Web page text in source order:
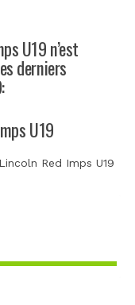
U19 n’est
derniers
U19
Red Imps U19